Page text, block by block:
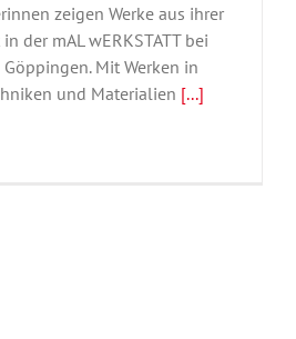
zeigen Werke aus ihrer
der mAL wERKSTATT bei
Mit Werken in
und Materialien [...]